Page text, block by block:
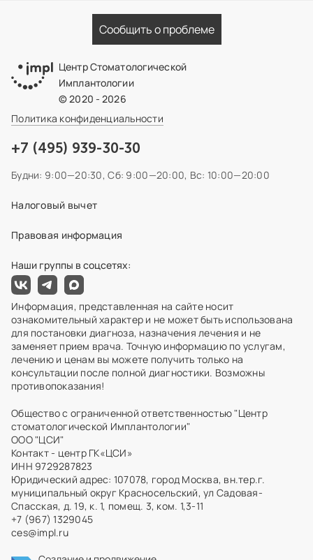
Сообщить о проблеме
Центр Стоматологической
Имплантологии
© 2020 - 2026
Политика конфиденциальности
+7 (495) 939-30-30
Будни: 9:00—20:30, Сб: 9:00—20:00, Вс: 10:00—20:00
Налоговый вычет
Наши группы в соцсетях:
Правовая информация
Информация, представленная на сайте носит
ознакомительный характер и не может быть использована
для постановки диагноза, назначения лечения и не
заменяет прием врача. Точную информацию по услугам,
лечению и ценам вы можете получить только на
консультации после полной диагностики. Возможны
противопоказания!
Общество с ограниченной ответственностью "Центр
стоматологической Имплантологии"
ООО "ЦСИ"
Контакт - центр ГК«ЦСИ»
ИНН 9729287823
Юридический адрес: 107078, город Москва, вн.тер.г.
муниципальный округ Красносельский, ул Садовая-
Спасская, д. 19, к. 1, помещ. 3, ком. 1,3-11
+7 (967) 1329045
ces@impl.ru